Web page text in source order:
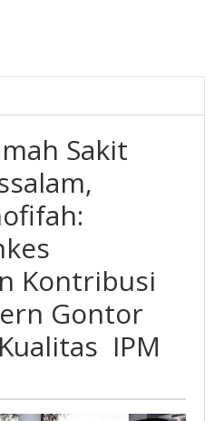
Rumah
Yasyfin
Darussalam,
Gubernur
Khofifah:
Hadirnya
Yankes
Kontribusi
Pondok
Modern
Gontor
Mendukung
IPM
Sakit
Kontribusi
Gontor
IPM